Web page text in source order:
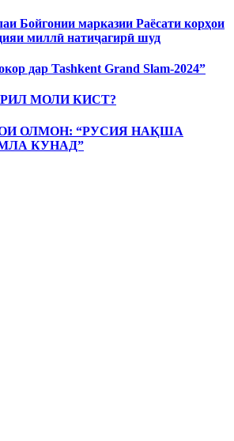
Бойгонии марказии Раёсати корҳои
миллӣ натиҷагирӣ шуд
дар Tashkent Grand Slam-2024”
МОЛИ КИСТ?
ОЛМОН: “РУСИЯ НАҚША
КУНАД”